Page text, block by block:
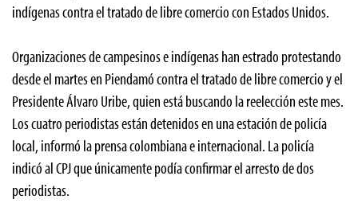
indígenas contra el tratado de libre comercio con Estados Unidos.
Organizaciones de campesinos e indígenas han estrado protestando
desde el martes en Piendamó contra el tratado de libre comercio y el
Presidente Álvaro Uribe, quien está buscando la reelección este mes.
Los cuatro periodistas están detenidos en una estación de policía
local, informó la prensa colombiana e internacional. La policía
indicó al CPJ que únicamente podía confirmar el arresto de dos
periodistas.